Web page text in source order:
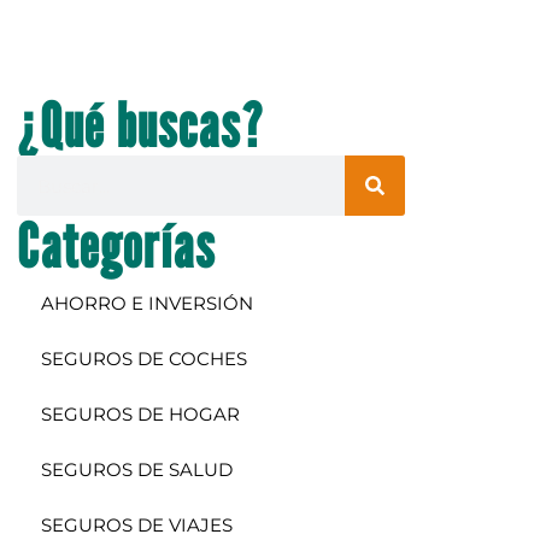
¿Qué buscas?
Categorías
AHORRO E INVERSIÓN
SEGUROS DE COCHES
SEGUROS DE HOGAR
SEGUROS DE SALUD
SEGUROS DE VIAJES